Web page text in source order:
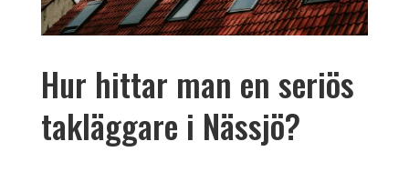
Hur hittar man en seriös
takläggare i Nässjö?